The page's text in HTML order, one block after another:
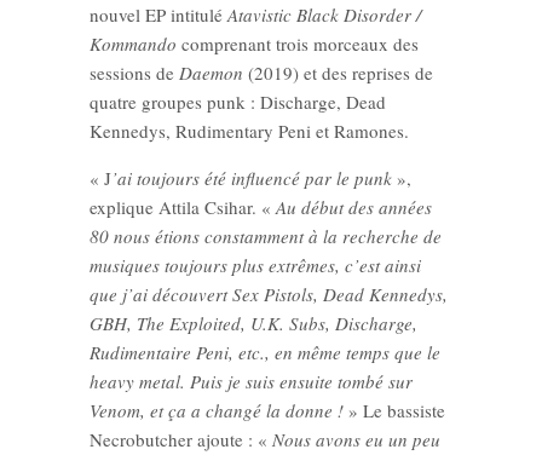
nouvel EP intituléAtavistic Black Disorder /
Kommando comprenant trois morceaux des
sessions de Daemon (2019) et des reprises de
quatre groupes punk : Discharge, Dead
Kennedys, Rudimentary Peni et Ramones.
« J’ai toujours été influencé par le punk »,
explique Attila Csihar. «Au début des années
80 nous étions constamment à la recherche de
musiques toujours plus extrêmes, c’est ainsi
que j’ai découvert Sex Pistols, Dead Kennedys,
GBH, The Exploited, U.K. Subs, Discharge,
Rudimentaire Peni, etc., en même temps que le
heavy metal. Puis je suis ensuite tombé sur
Venom, et ça a changé la donne ! » Le bassiste
Necrobutcher ajoute : « Nous avons eu un peu